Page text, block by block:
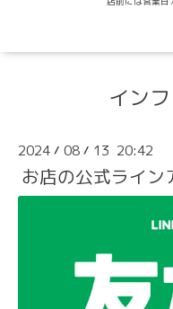
イン
2024 / 08 / 13 20:42
お店の公式ライン